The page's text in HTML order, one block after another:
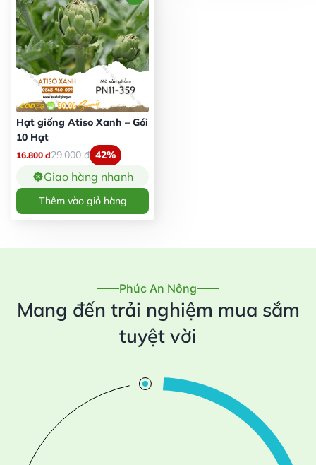
Hạt giống Atiso Xanh – Gói
10 Hạt
16.800 đ29.000đ 42%
Giao hàng nhanh
Thêm vào giỏ hàng
Phúc An Nông
Mang đến trải nghiệm mua sắm
tuyệt vời